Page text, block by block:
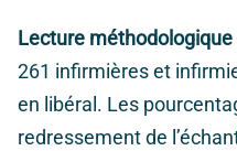
Lecture méthodologique
261 infirmières et
en libéral. Les
redressement de